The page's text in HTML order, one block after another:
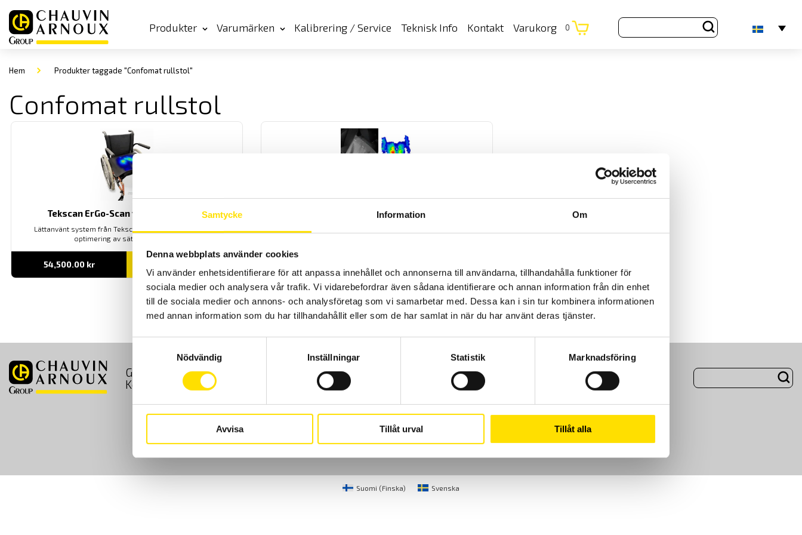
Samtycke Information Om
Denna webbplats använder cookies
Vi använder enhetsidentifierare för att anpassa innehållet och annonserna till användarna, tillhandahålla funktioner för
sociala medier och analysera vår trafik. Vi vidarebefordrar även sådana identifierare och annan information från din enhet
till de sociala medier och annons- och analysföretag som vi samarbetar med. Dessa kan i sin tur kombinera informationen
med annan information som du har tillhandahållit eller som de har samlat in när du har använt deras tjänster.
Samtyckesval
Nödvändig
Inställningar Statistik Marknadsföring
Avvisa Tillåt urval Tillåt alla
Produkter Varumärken Kalibrering / Service Teknisk Info Kontakt Varukorg 0
Hem Produkter taggade "Confomat rullstol"
Confomat rullstol
Tekscan ErGo-Scan yttrycksmätning
Lättanvänt system från Tekscan för yttrycksmätning vid
optimering av säten och dynor
54,500.00 kr
Tekscan Conformat yttrycksmätning
Yttrycksmätning för optimering av säten och dynor
GDPR Köpvillkor Cookies Kundundersökning
Om Oss
Kontakt
CA Mätsystem AB
183 62 Täby
08-50 52 68 00
info@camatsystem.com
Suomi (Finska) Svenska